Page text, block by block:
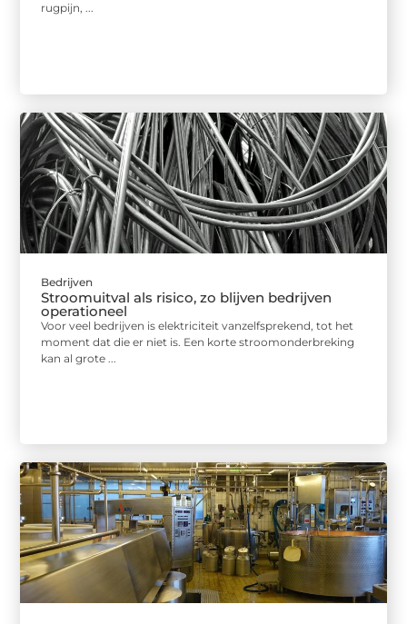
rugpijn, ...
Bedrijven
Stroomuitval als risico, zo blijven bedrijven
operationeel
Voor veel bedrijven is elektriciteit vanzelfsprekend, tot het
moment dat die er niet is. Een korte stroomonderbreking
kan al grote ...